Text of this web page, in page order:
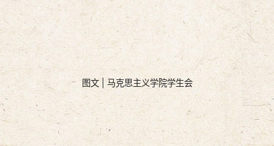
图文 | 马克思主义学院学生会